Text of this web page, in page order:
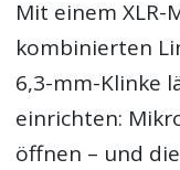
Mit einem
kombinierten
6,3-mm-Klinke
einrichten:
öffnen – und